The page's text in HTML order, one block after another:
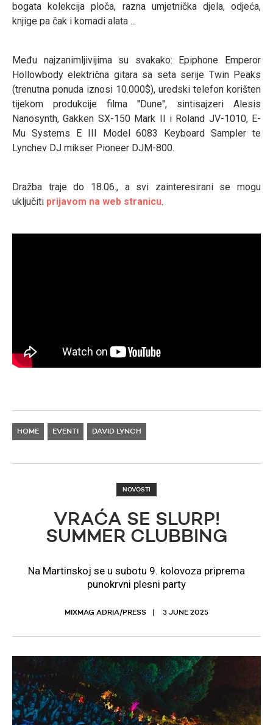
bogata kolekcija ploča, razna umjetnička djela, odjeća,
knjige pa čak i komadi alata ...
Među najzanimljivijima su svakako: Epiphone Emperor
Hollowbody električna gitara sa seta serije Twin Peaks
(trenutna ponuda iznosi 10.000$), uredski telefon korišten
tijekom produkcije filma ''Dune'', sintisajzeri Alesis
Nanosynth, Gakken SX-150 Mark II i Roland JV-1010, E-
Mu Systems E III Model 6083 Keyboard Sampler te
Lynchev DJ mikser Pioneer DJM-800.
Dražba traje do 18.06., a svi zainteresirani se mogu
uključiti prijavom na web stranicu.
HOME EVENTI DAVID LYNCH
NOVOSTI
VRAĆA SE SLURP!
SUMMER CLUBBING
Na Martinskoj se u subotu 9. kolovoza priprema
punokrvni plesni party
MIXMAG ADRIA/PRESS 3 JUNE 2025